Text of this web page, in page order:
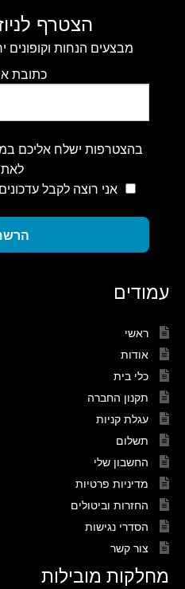
הצטרף
מבצעים הנחות וקופונים
כתובת
בהצטרפות ישלח אליכם
אני רוצה לקבל
עמודים
ראשי
אודות
כלי בית
תקנון החברה
עגלת קניות
תשלום
החשבון שלי
מדיניות פרטיות
החזרות וביטולים
הסדרי נגישות
צור קשר
מחלקות מובילות